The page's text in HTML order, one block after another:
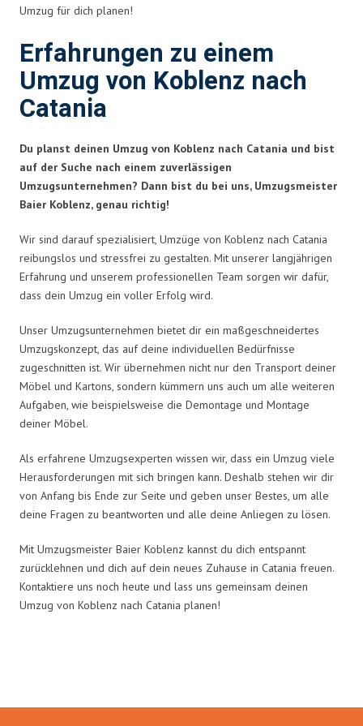
Umzug für dich planen!
Erfahrungen zu einem
Umzug von Koblenz nach
Catania
Du planst deinen Umzug von Koblenz nach Catania und bist
auf der Suche nach einem zuverlässigen
Umzugsunternehmen? Dann bist du bei uns, Umzugsmeister
Baier Koblenz, genau richtig!
Wir sind darauf spezialisiert, Umzüge von Koblenz nach Catania
reibungslos und stressfrei zu gestalten. Mit unserer langjährigen
Erfahrung und unserem professionellen Team sorgen wir dafür,
dass dein Umzug ein voller Erfolg wird.
Unser Umzugsunternehmen bietet dir ein maßgeschneidertes
Umzugskonzept, das auf deine individuellen Bedürfnisse
zugeschnitten ist. Wir übernehmen nicht nur den Transport deiner
Möbel und Kartons, sondern kümmern uns auch um alle weiteren
Aufgaben, wie beispielsweise die Demontage und Montage
deiner Möbel.
Als erfahrene Umzugsexperten wissen wir, dass ein Umzug viele
Herausforderungen mit sich bringen kann. Deshalb stehen wir dir
von Anfang bis Ende zur Seite und geben unser Bestes, um alle
deine Fragen zu beantworten und alle deine Anliegen zu lösen.
Mit Umzugsmeister Baier Koblenz kannst du dich entspannt
zurücklehnen und dich auf dein neues Zuhause in Catania freuen.
Kontaktiere uns noch heute und lass uns gemeinsam deinen
Umzug von Koblenz nach Catania planen!